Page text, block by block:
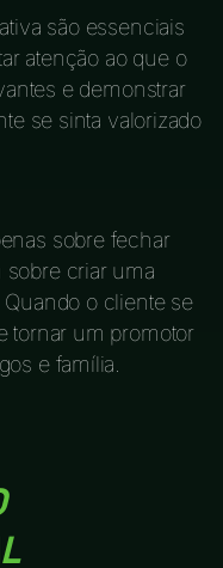
são essenciais
atenção ao que o
e demonstrar
se sinta valorizado
sobre fechar
sobre criar uma
o cliente se
tornar um promotor
e família.